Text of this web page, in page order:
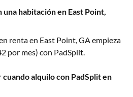
habitación en East Point,
renta en East Point, GAempieza
por mes) con PadSplit.
alquilo con PadSplit en